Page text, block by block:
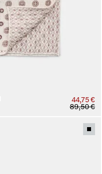
44,75 €
89,50 €